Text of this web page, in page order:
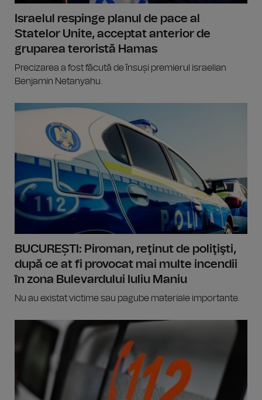
Israelul respinge planul de pace al
Statelor Unite, acceptat anterior de
gruparea teroristă Hamas
Precizarea a fost făcută de însuși premierul israelian
Benjamin Netanyahu.
BUCUREȘTI: Piroman, reţinut de poliţişti,
după ce at fi provocat mai multe incendii
în zona Bulevardului Iuliu Maniu
Nu au existat victime sau pagube materiale importante.